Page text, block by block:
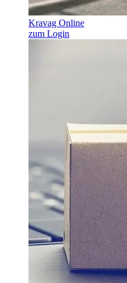
Kravag Online
zum Login